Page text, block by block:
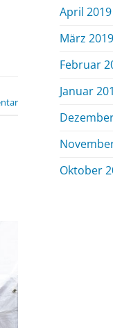
April 2019
März 2019
Februar
Januar
Oktober